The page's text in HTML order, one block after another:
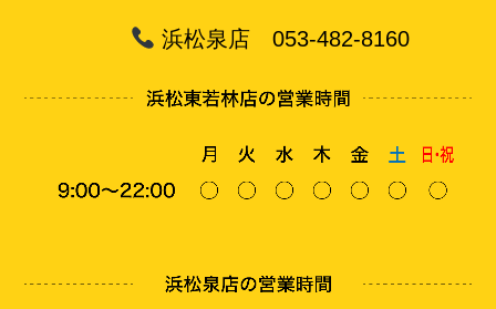
浜松泉店 053-482-8160